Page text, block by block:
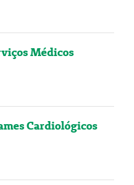
Médicos
Cardiológicos